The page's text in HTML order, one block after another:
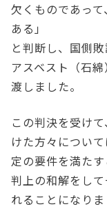
欠くものであっ
ある」
と判断し、国側
アスベスト（石
渡しました。
この判決を受け
けた方々につい
定の要件を満た
判上の和解をし
れることになりま